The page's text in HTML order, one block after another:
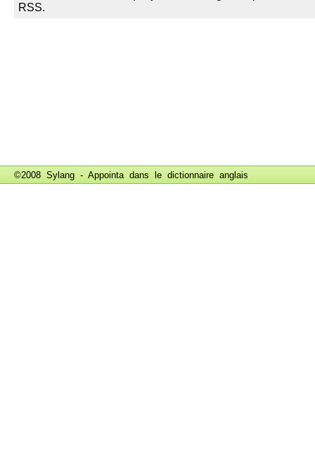
©2008 Sylang - Appointa dans le dictionnaire anglais